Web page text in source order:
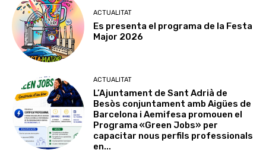
ACTUALITAT
Es presenta el programa de la Festa
Major 2026
ACTUALITAT
L’Ajuntament de Sant Adrià de
Besòs conjuntament amb Aigües de
Barcelona i Aemifesa promouen el
Programa «Green Jobs» per
capacitar nous perfils professionals
en...